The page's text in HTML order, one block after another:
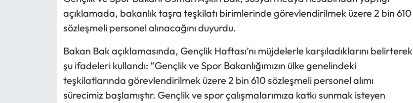
açıklamada, bakanlık taşra teşkilatı birimlerinde görevlendirilmek üzere 2 bin 610
sözleşmeli personel alınacağını duyurdu.
Bakan Bak açıklamasında, Gençlik Haftası’nı müjdelerle karşıladıklarını belirterek
şu ifadeleri kullandı: “Gençlik ve Spor Bakanlığımızın ülke genelindeki
teşkilatlarında görevlendirilmek üzere 2 bin 610 sözleşmeli personel alımı
sürecimiz başlamıştır. Gençlik ve spor çalışmalarımıza katkı sunmak isteyen